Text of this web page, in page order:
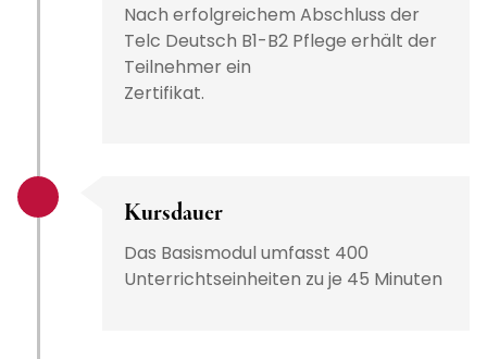
Nach erfolgreichem Abschluss der
Telc Deutsch B1-B2 Pflege erhält der
Teilnehmer ein
Zertifikat.
Kursdauer
Das Basismodul umfasst 400
Unterrichtseinheiten zu je 45 Minuten